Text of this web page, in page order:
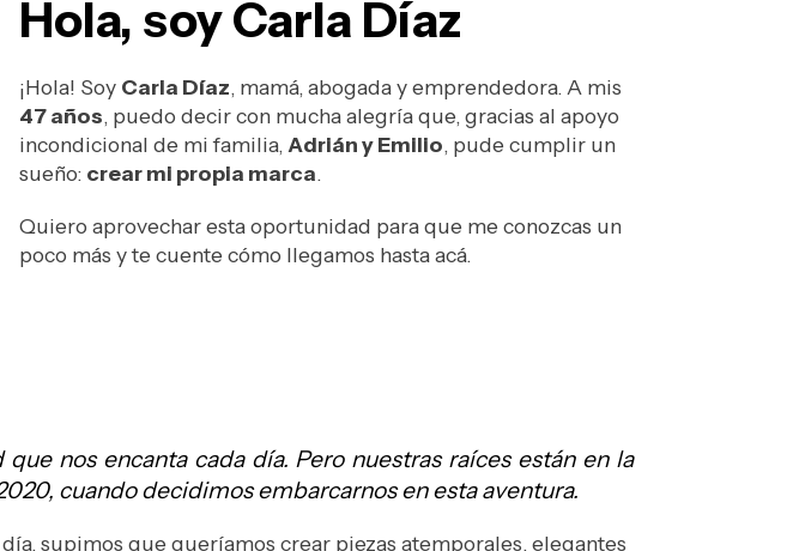
Hola, soy Carla Díaz
¡Hola! Soy Carla Díaz, mamá, abogada y emprendedora. A mis
47 años, puedo decir con mucha alegría que, gracias al apoyo
incondicional de mi familia, Adrián y Emilio, pude cumplir un
sueño: crear mi propia marca.
Quiero aprovechar esta oportunidad para que me conozcas un
poco más y te cuente cómo llegamos hasta acá.
nos encanta cada día. Pero nuestras raíces están en la
cuando decidimos embarcarnos en esta aventura.
supimos que queríamos crear piezas atemporales, elegantes